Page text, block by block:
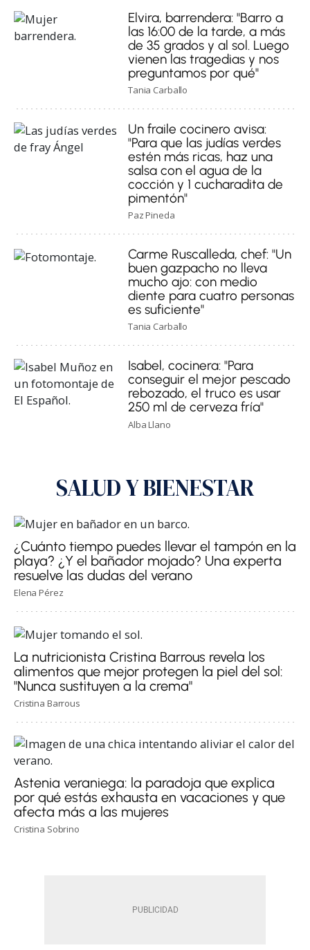
Elvira, barrendera: "Barro a
las 16:00 de la tarde, a más
de 35 grados y al sol. Luego
vienen las tragedias y nos
preguntamos por qué"
Tania Carballo
Un fraile cocinero avisa:
"Para que las judías verdes
estén más ricas, haz una
salsa con el agua de la
cocción y 1 cucharadita de
pimentón"
Paz Pineda
Carme Ruscalleda, chef: "Un
buen gazpacho no lleva
mucho ajo: con medio
diente para cuatro personas
es suficiente"
Tania Carballo
Isabel, cocinera: "Para
conseguir el mejor pescado
rebozado, el truco es usar
250 ml de cerveza fría"
Alba Llano
SALUD Y BIENESTAR
¿Cuánto tiempo puedes llevar el tampón en la
playa? ¿Y el bañador mojado? Una experta
resuelve las dudas del verano
Elena Pérez
La nutricionista Cristina Barrous revela los
alimentos que mejor protegen la piel del sol:
"Nunca sustituyen a la crema"
Cristina Barrous
Astenia veraniega: la paradoja que explica
por qué estás exhausta en vacaciones y que
afecta más a las mujeres
Cristina Sobrino